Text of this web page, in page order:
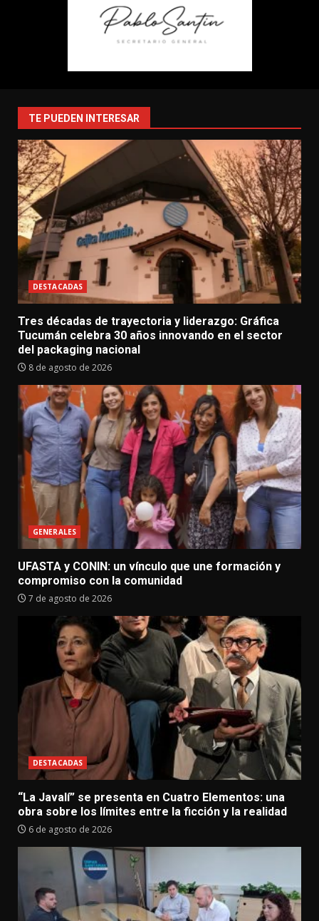
TE PUEDEN INTERESAR
DESTACADAS
Tres décadas de trayectoria y liderazgo: Gráfica
Tucumán celebra 30 años innovando en el sector
del packaging nacional
8 de agosto de 2026
GENERALES
UFASTA y CONIN: un vínculo que une formación y
compromiso con la comunidad
7 de agosto de 2026
DESTACADAS
“La Javalí” se presenta en Cuatro Elementos: una
obra sobre los límites entre la ficción y la realidad
6 de agosto de 2026